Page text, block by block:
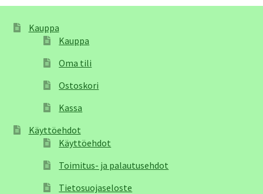
Kauppa
Kauppa
Oma tili
Ostoskori
Kassa
Käyttöehdot
Käyttöehdot
Toimitus- ja palautusehdot
Tietosuojaseloste